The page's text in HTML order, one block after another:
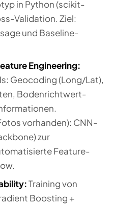
in Python (scikit-
Validation. Ziel:
und Baseline-
Engineering:
Geocoding (Long/Lat),
Bodenrichtwert-
vorhanden): CNN-
zur
Feature-
Training von
Boosting +